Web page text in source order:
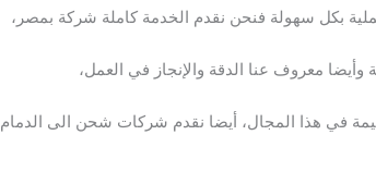
بكل سهولة فنحن نقدم الخدمة كاملة شركة بمصر،
وأيضا معروف عنا الدقة والإنجاز في العمل،
في هذا المجال، أيضا نقدم شركات شحن الى الدمام